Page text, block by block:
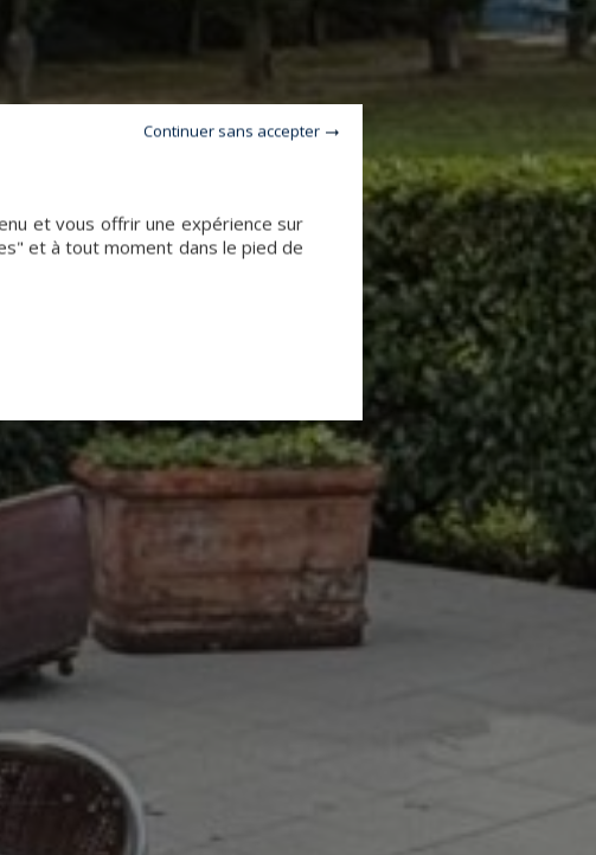
et vous offrir une expérience sur
et à tout moment dans le pied de
Continuer sans accepter